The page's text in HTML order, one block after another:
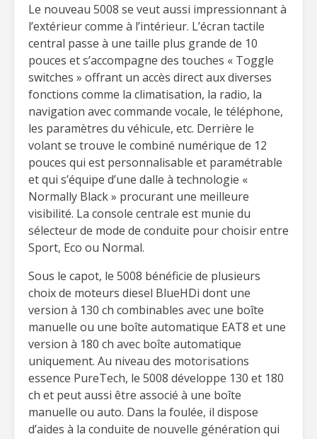
Le nouveau 5008 se veut aussi impressionnant à
l’extérieur comme à l’intérieur. L’écran tactile
central passe à une taille plus grande de 10
pouces et s’accompagne des touches « Toggle
switches » offrant un accès direct aux diverses
fonctions comme la climatisation, la radio, la
navigation avec commande vocale, le téléphone,
les paramètres du véhicule, etc. Derrière le
volant se trouve le combiné numérique de 12
pouces qui est personnalisable et paramétrable
et qui s’équipe d’une dalle à technologie «
Normally Black » procurant une meilleure
visibilité. La console centrale est munie du
sélecteur de mode de conduite pour choisir entre
Sport, Eco ou Normal.
Sous le capot, le 5008 bénéficie de plusieurs
choix de moteurs diesel BlueHDi dont une
version à 130 ch combinables avec une boîte
manuelle ou une boîte automatique EAT8 et une
version à 180 ch avec boîte automatique
uniquement. Au niveau des motorisations
essence PureTech, le 5008 développe 130 et 180
ch et peut aussi être associé à une boîte
manuelle ou auto. Dans la foulée, il dispose
d’aides à la conduite de nouvelle génération qui